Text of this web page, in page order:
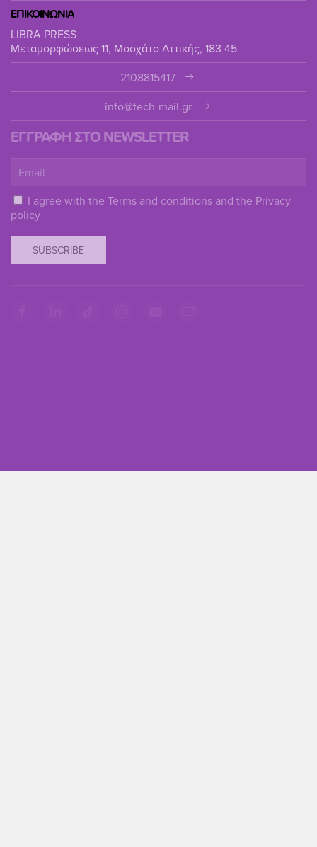
ΕΠΙΚΟΙΝΩΝΙΑ
LIBRA PRESS
Μεταμορφώσεως 11, Μοσχάτο Αττικής, 183 45
2108815417
info@tech-mail.gr
ΕΓΓΡΑΦΗ ΣΤΟ NEWSLETTER
I agree with the Terms and conditions and the Privacy
policy
SUBSCRIBE